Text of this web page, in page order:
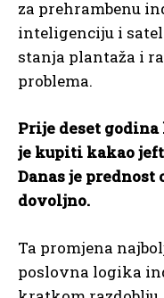
za prehrambenu
inteligenciju i
stanja plantaža i
problema.
Prije deset
je kupiti kakao
Danas je prednost
dovoljno.
Ta promjena
poslovna logika